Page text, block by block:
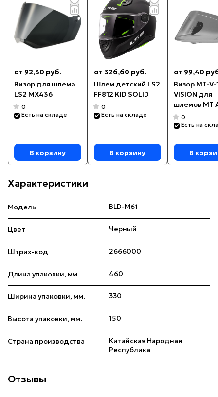
от 92,30 руб.
Визор для шлема
LS2 MX436
0
Есть на складе
В корзину
от 326,60 руб.
Шлем детский LS2
FF812 KID SOLID
0
Есть на складе
В корзину
от 99,40
Визор MT-V-
VISION для
шлемов MT
Optimus
0
Есть на
В
Характеристики
Модель BLD-M61
Цвет Черный
Штрих-код 2666000
Длина упаковки, мм. 460
Ширина упаковки, мм. 330
Высота упаковки, мм. 150
Страна производства
Китайская Народная
Республика
Отзывы